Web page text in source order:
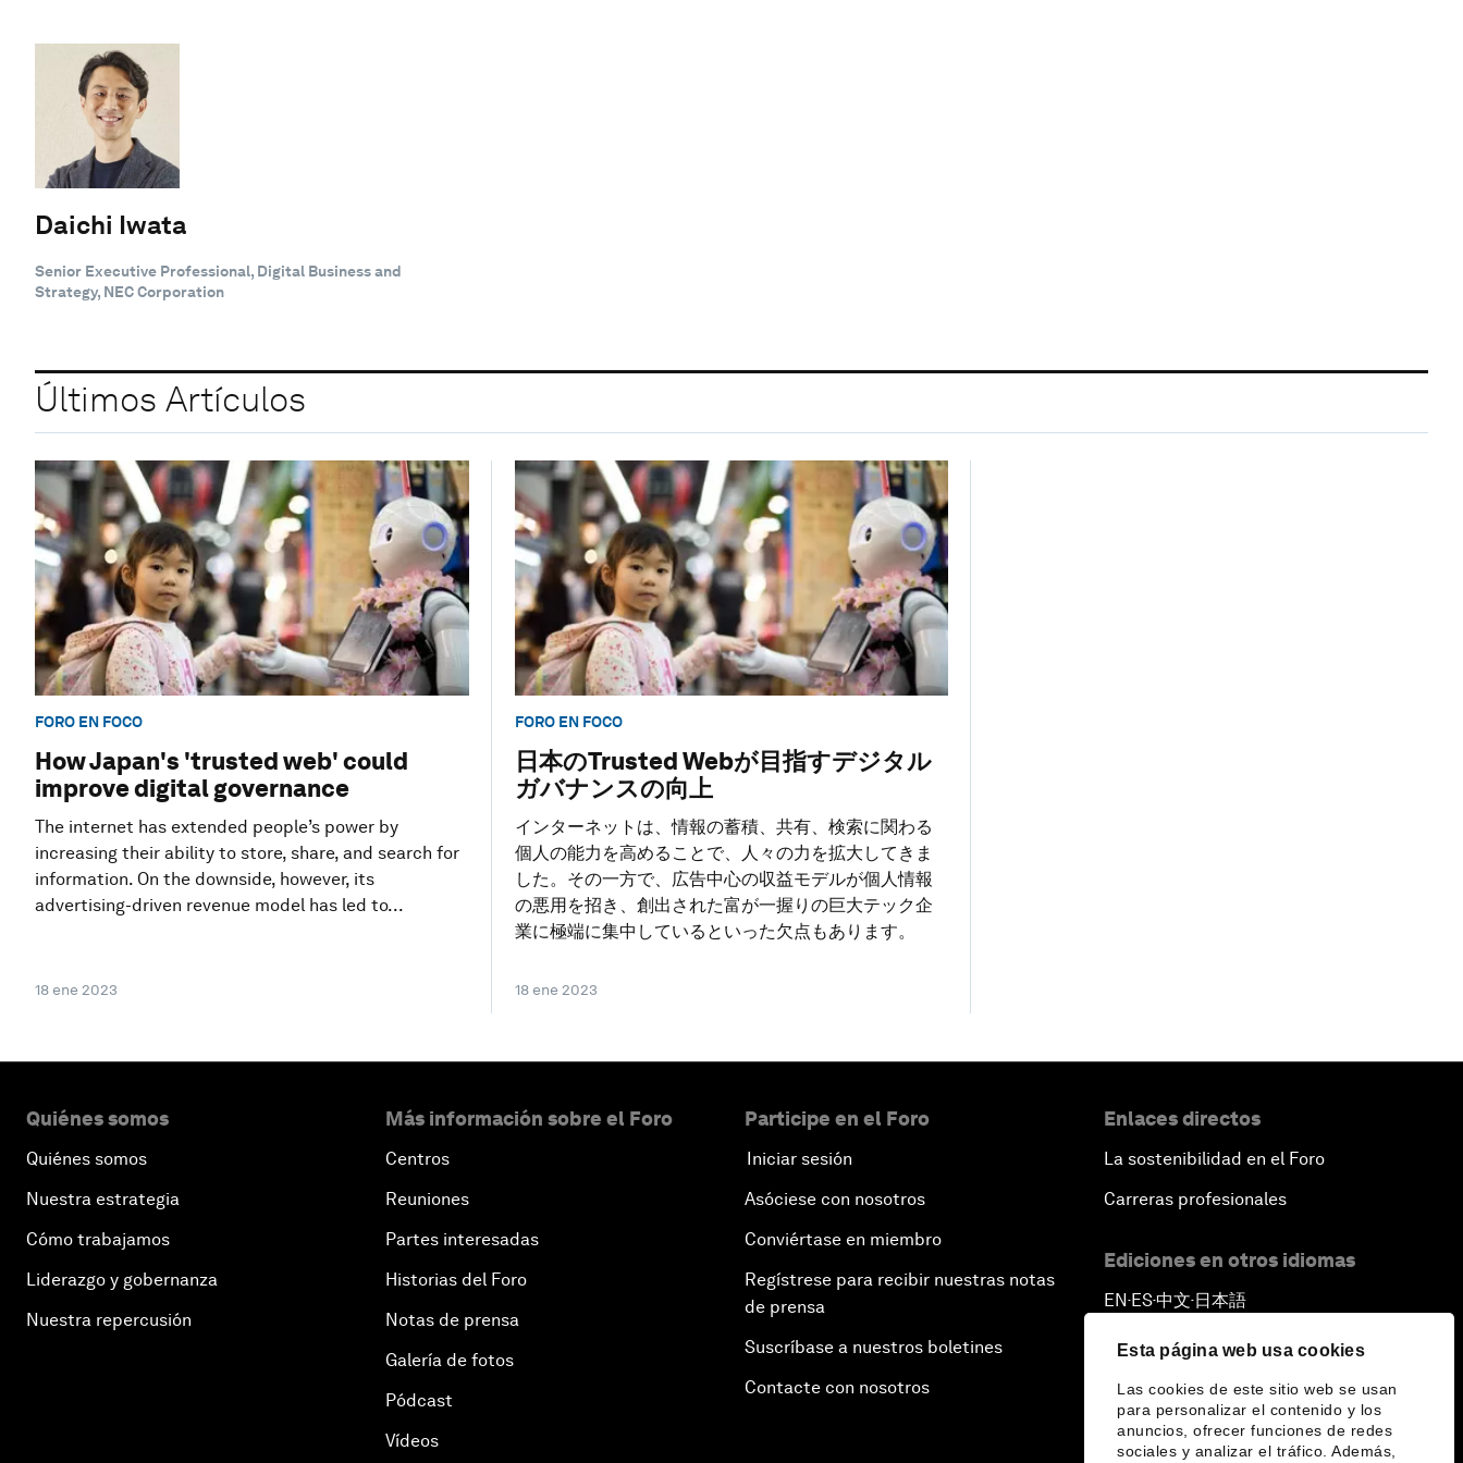
Esta página web usa cookies
Las cookies de este sitio web se usan
para personalizar el contenido y los
anuncios, ofrecer funciones de redes
sociales y analizar el tráfico. Además,
Daichi Iwata
Senior Executive Professional, Digital Business and
Strategy, NEC Corporation
Últimos Artículos
FORO EN FOCO
How Japan's 'trusted web' could
improve digital governance
The internet has extended people’s power by
increasing their ability to store, share, and search for
information. On the downside, however, its
advertising-driven revenue model has led to...
18 ene 2023
FORO EN FOCO
日本のTrusted Webが目指すデジタル
ガバナンスの向上
インターネットは、情報の蓄積、共有、検索に関わる
個人の能力を高めることで、人々の力を拡大してきま
した。その一方で、広告中心の収益モデルが個人情報
の悪用を招き、創出された富が一握りの巨大テック企
業に極端に集中しているといった欠点もあります。
18 ene 2023
Quiénes somos
Quiénes somos
Nuestra estrategia
Cómo trabajamos
Liderazgo y gobernanza
Nuestra repercusión
Más información sobre el Foro
Centros
Reuniones
Partes interesadas
Historias del Foro
Notas de prensa
Galería de fotos
Pódcast
Vídeos
Participe en el Foro
Iniciar sesión
Asóciese con nosotros
Conviértase en miembro
Regístrese para recibir nuestras notas
de prensa
Suscríbase a nuestros boletines
Contacte con nosotros
Enlaces directos
La sostenibilidad en el Foro
Carreras profesionales
Ediciones en otros idiomas
EN ▪ ES▪中文▪ 日本語